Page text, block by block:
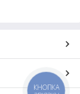
КНОПКА